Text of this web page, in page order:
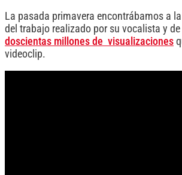
La pasada primavera encontrábamos a
del trabajo realizado por su vocalista y de
doscientas millones de visualizaciones
videoclip.